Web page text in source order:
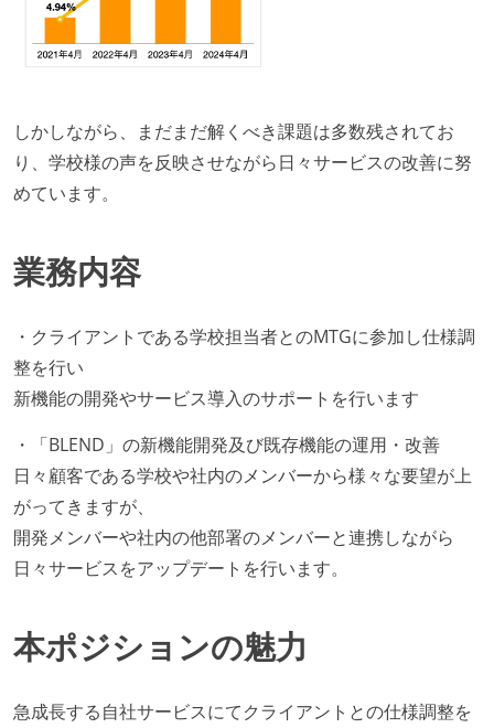
しかしながら、まだまだ解くべき課題は多数残されてお
り、学校様の声を反映させながら日々サービスの改善に努
めています。
業務内容
・クライアントである学校担当者とのMTGに参加し仕様調
整を行い
新機能の開発やサービス導入のサポートを行います
・「BLEND」の新機能開発及び既存機能の運用・改善
日々顧客である学校や社内のメンバーから様々な要望が上
がってきますが、
開発メンバーや社内の他部署のメンバーと連携しながら
日々サービスをアップデートを行います。
本ポジションの魅力
急成長する自社サービスにてクライアントとの仕様調整を